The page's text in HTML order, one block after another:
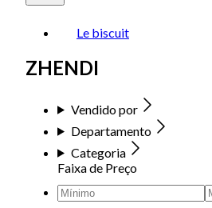
Le biscuit
ZHENDI
Vendido por
Departamento
Categoria
Faixa de Preço